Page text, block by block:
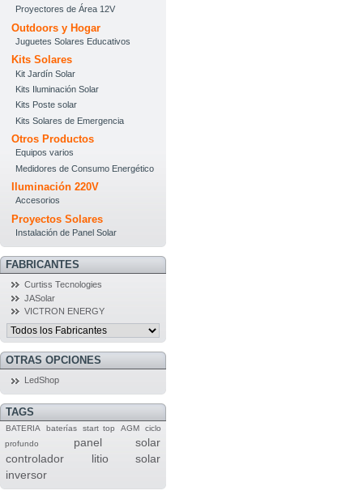
Proyectores de Área 12V
Outdoors y Hogar
Juguetes Solares Educativos
Kits Solares
Kit Jardín Solar
Kits Iluminación Solar
Kits Poste solar
Kits Solares de Emergencia
Otros Productos
Equipos varios
Medidores de Consumo Energético
Iluminación 220V
Accesorios
Proyectos Solares
Instalación de Panel Solar
FABRICANTES
Curtiss Tecnologies
JASolar
VICTRON ENERGY
OTRAS OPCIONES
LedShop
TAGS
BATERIA baterías start top AGM
ciclo
profundo
panel solar
controlador
litio
solar
inversor